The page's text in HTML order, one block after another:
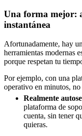
Una forma mejor:
instantánea
Afortunadamente, hay
herramientas modernas
porque respetan tu
Por ejemplo, con una
operativo en minutos, no
Realmente
plataforma de
cuenta, sin tener
quieras.